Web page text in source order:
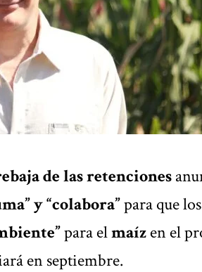
de las retenciones
y “colabora”para que
para elmaízen el
en septiembre.